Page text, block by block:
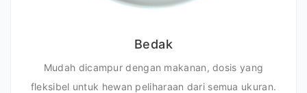
Bedak
Mudah dicampur dengan makanan, dosis yang
fleksibel untuk hewan peliharaan dari semua ukuran.